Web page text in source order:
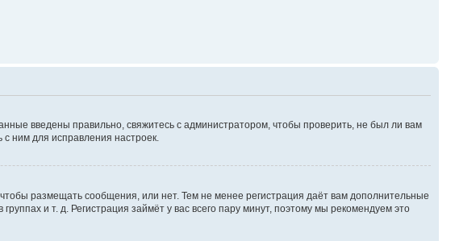
введены правильно, свяжитесь с администратором, чтобы проверить, не был ли вам
ним для исправления настроек.
размещать сообщения, или нет. Тем не менее регистрация даёт вам дополнительные
и т. д. Регистрация займёт у вас всего пару минут, поэтому мы рекомендуем это